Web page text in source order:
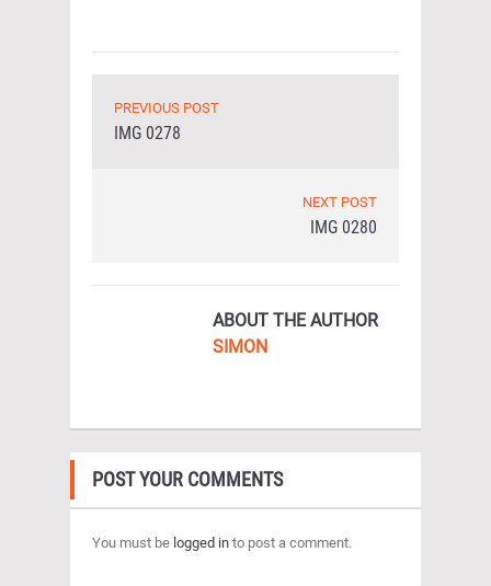
PREVIOUS POST
IMG 0278
NEXT POST
IMG 0280
ABOUT THE AUTHOR
SIMON
POST YOUR COMMENTS
You must be logged in to post a comment.